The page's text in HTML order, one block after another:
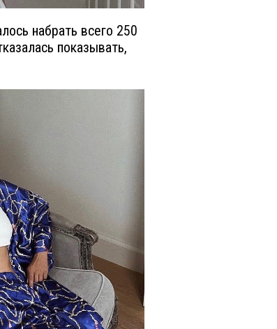
набрать всего 250
показывать,